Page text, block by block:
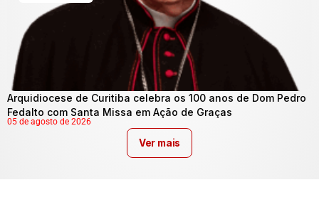
Arquidiocese de Curitiba celebra os 100 anos de Dom Pedro
Fedalto com Santa Missa em Ação de Graças
05 de agosto de 2026
Ver mais